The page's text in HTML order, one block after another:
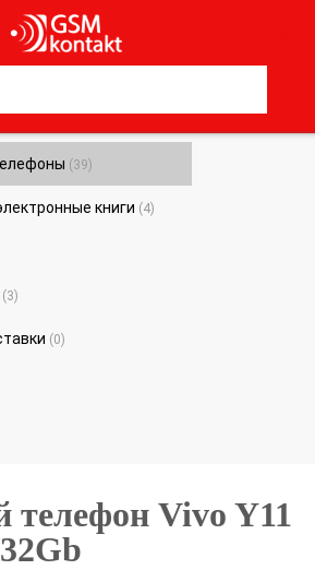
(39)
книги (4)
(3)
(0)
телефон Vivo Y11